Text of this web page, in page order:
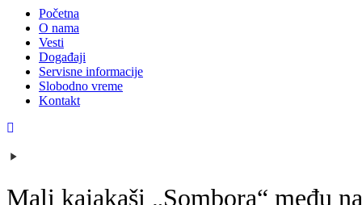
Početna
O nama
Vesti
Događaji
Servisne informacije
Slobodno vreme
Kontakt
Mali kajakaši „Sombora“ među